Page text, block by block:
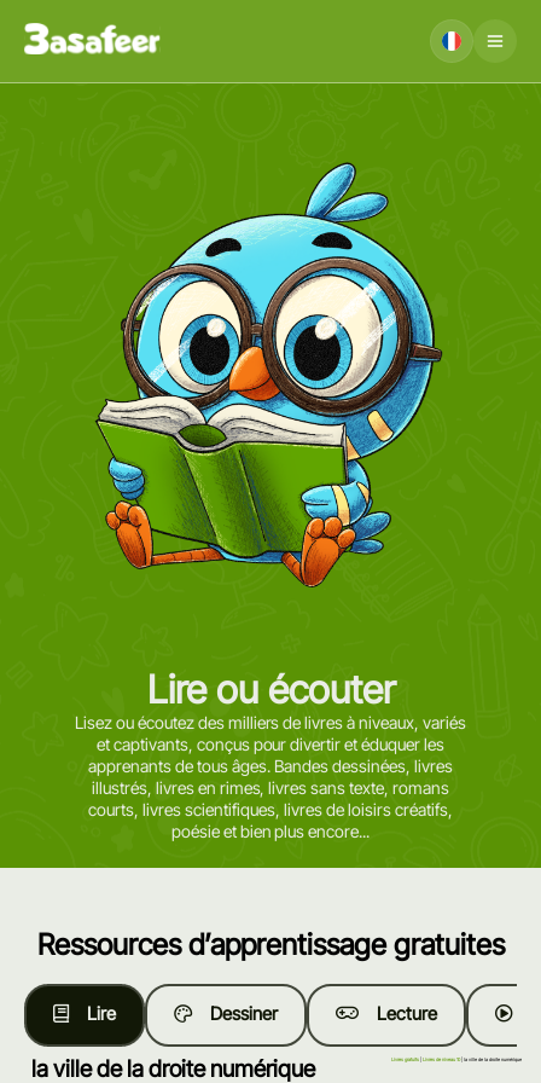
Lire ou écouter
Lisez ou écoutez des milliers de livres à niveaux, variés
et captivants, conçus pour divertir et éduquer les
apprenants de tous âges. Bandes dessinées, livres
illustrés, livres en rimes, livres sans texte, romans
courts, livres scientifiques, livres de loisirs créatifs,
poésie et bien plus encore...
Ressources d’apprentissage gratuites
Lire Dessiner Lecture
la ville de la droite numérique Livres gratuits Livres de niveau 10| la ville de la droite numérique